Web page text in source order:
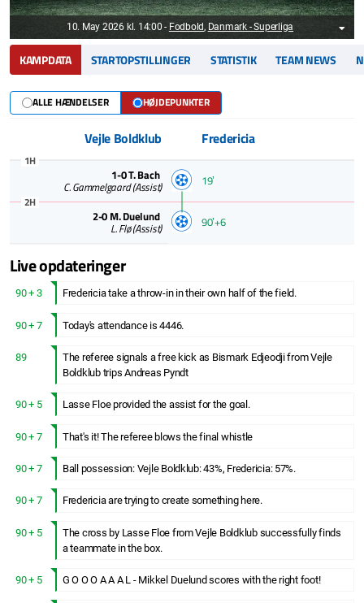
10. May 2026 kl. 14:00 - Fodbold, Danmark - Superliga
KAMPDATA STARTOPSTILLINGER STATISTIK TEAM NEWS
ALLE HÆNDELSER HØJDEPUNKTER
Vejle Boldklub Fredericia
1-0T. Bach
C. Gammelgaard(Assist)
1H
19ʼ
2-0 M. Duelund
L. Flø(Assist)
2H
90ʼ+6
Live opdateringer
90 + 3 Fredericia take a throw-in in their own half of the field.
90 + 7 Today's attendance is 4446.
89
The referee signals a free kick as Bismark Edjeodji from Vejle
Boldklub trips Andreas Pyndt
90 + 5 Lasse Floe provided the assist for the goal.
90 + 7 That's it! The referee blows the final whistle
90 + 7 Ball possession: Vejle Boldklub: 43%, Fredericia: 57%.
90 + 7 Fredericia are trying to create something here.
90 + 5
The cross by Lasse Floe from Vejle Boldklub successfully finds
a teammate in the box.
90 + 5 G O O O A A A L - Mikkel Duelund scores with the right foot!